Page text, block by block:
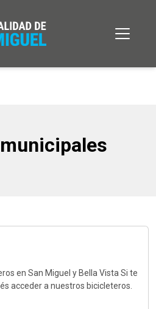
en San Miguel y Bella Vista Si te
acceder a nuestros bicicleteros.